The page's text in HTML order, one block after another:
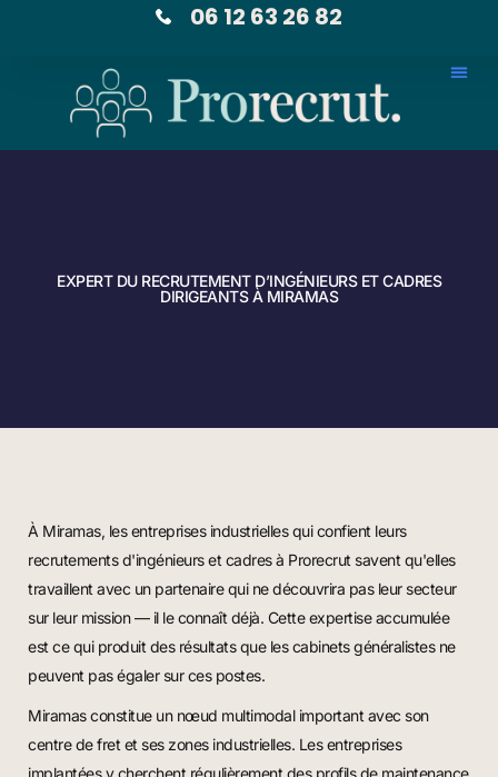
06 12 63 26 82
EXPERT DU RECRUTEMENT D’INGÉNIEURS ET CADRES
DIRIGEANTS À MIRAMAS
À Miramas, les entreprises industrielles qui confient leurs
recrutements d'ingénieurs et cadres à Prorecrut savent qu'elles
travaillent avec un partenaire qui ne découvrira pas leur secteur
sur leur mission — il le connaît déjà. Cette expertise accumulée
est ce qui produit des résultats que les cabinets généralistes ne
peuvent pas égaler sur ces postes.
Miramas constitue un nœud multimodal important avec son
centre de fret et ses zones industrielles. Les entreprises
implantées y cherchent régulièrement des profils de maintenance